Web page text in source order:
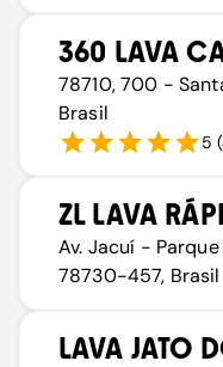
360 LAVA
78710, 700 -
Brasil
5 (
ZL LAVA
Av. Jacuí -
78730-457, Brasil
LAVA JATO